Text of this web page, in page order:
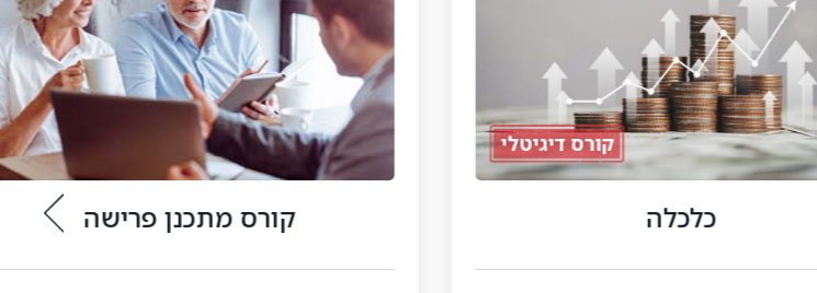
קורס דיגיטלי
קורס מתכנן פרישה